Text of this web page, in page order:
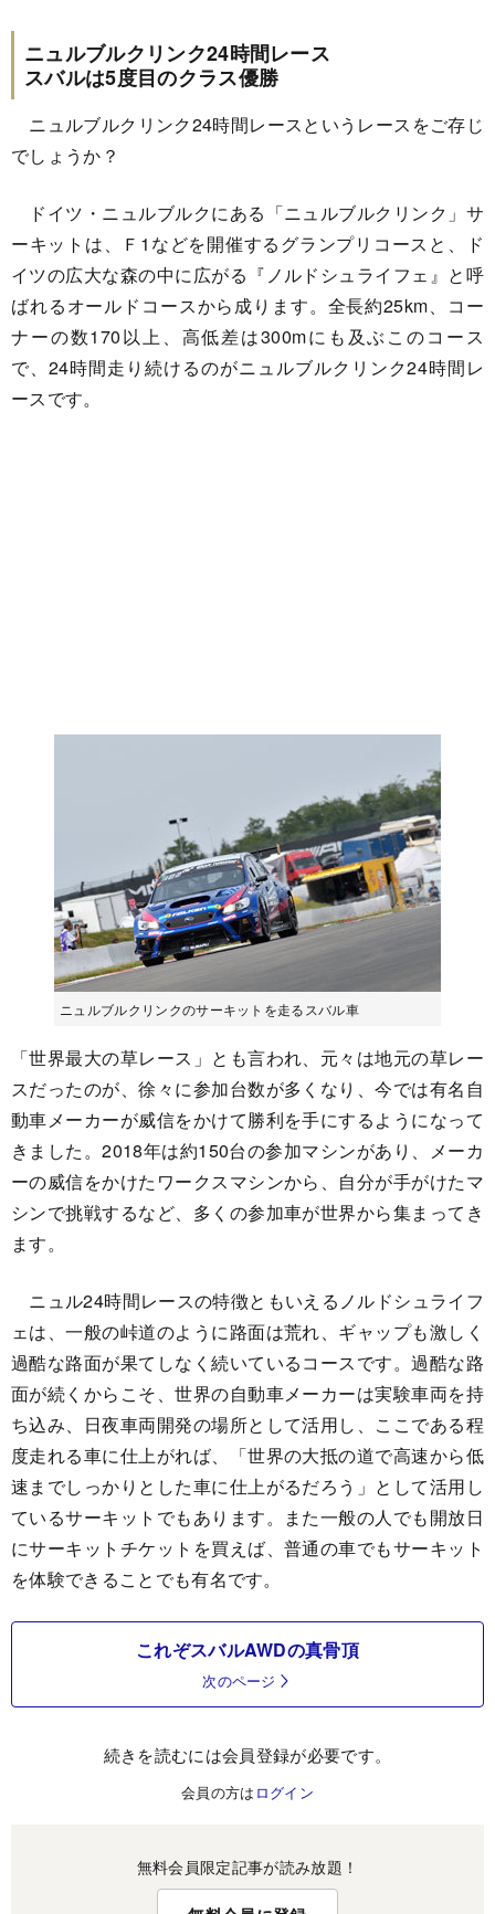
ニュルブルクリンク24時間レース
スバルは5度目のクラス優勝
ニュルブルクリンク24時間レースというレースをご存じ
でしょうか？
ドイツ・ニュルブルクにある「ニュルブルクリンク」サ
ーキットは、Ｆ1などを開催するグランプリコースと、ド
イツの広大な森の中に広がる『ノルドシュライフェ』と呼
ばれるオールドコースから成ります。全長約25km、コー
ナーの数170以上、高低差は300mにも及ぶこのコース
で、24時間走り続けるのがニュルブルクリンク24時間レ
ースです。
ニュルブルクリンクのサーキットを走るスバル車
「世界最大の草レース」とも言われ、元々は地元の草レー
スだったのが、徐々に参加台数が多くなり、今では有名自
動車メーカーが威信をかけて勝利を手にするようになって
きました。2018年は約150台の参加マシンがあり、メーカ
ーの威信をかけたワークスマシンから、自分が手がけたマ
シンで挑戦するなど、多くの参加車が世界から集まってき
ます。
ニュル24時間レースの特徴ともいえるノルドシュライフ
ェは、一般の峠道のように路面は荒れ、ギャップも激しく
過酷な路面が果てしなく続いているコースです。過酷な路
面が続くからこそ、世界の自動車メーカーは実験車両を持
ち込み、日夜車両開発の場所として活用し、ここである程
度走れる車に仕上がれば、「世界の大抵の道で高速から低
速までしっかりとした車に仕上がるだろう」として活用し
ているサーキットでもあります。また一般の人でも開放日
にサーキットチケットを買えば、普通の車でもサーキット
を体験できることでも有名です。
これぞスバルAWDの真骨頂
次のページ
続きを読むには会員登録が必要です。
会員の方は ログイン
無料会員限定記事が読み放題！